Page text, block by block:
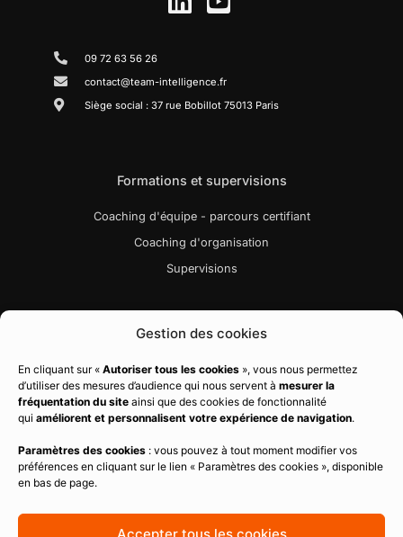
Gestion des cookies
En cliquant sur « Autoriser tous les cookies », vous nous permettez
d’utiliser des mesures d’audience qui nous servent à mesurer la
fréquentation du site ainsi que des cookies de fonctionnalité
qui améliorent et personnalisent votre expérience de navigation.
Paramètres des cookies : vous pouvez à tout moment modifier vos
préférences en cliquant sur le lien « Paramètres des cookies », disponible
en bas de page.
Accepter tous les cookies
09 72 63 56 26
contact@team-intelligence.fr
Siège social : 37 rue Bobillot 75013 Paris
Formations et supervisions
Coaching d'équipe - parcours certifiant
Coaching d'organisation
Supervisions
Liens utiles
Bibliographie
Charte qualité
Règlement intérieur
Politique de confidentialité